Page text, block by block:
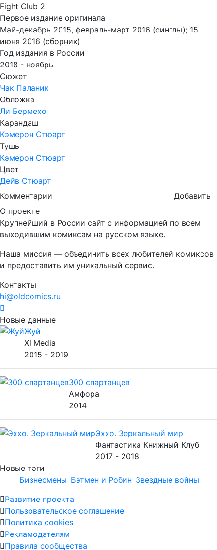
Fight Club 2
Первое издание оригинала
Май-декабрь 2015, февраль-март 2016 (синглы); 15
июня 2016 (сборник)
Год издания в России
2018 - ноябрь
Сюжет
Чак Паланик
Обложка
Ли Бермехо
Карандаш
Кэмерон Стюарт
Тушь
Кэмерон Стюарт
Цвет
Дейв Стюарт
Комментарии
Добавить
О проекте
Крупнейший в России сайт с информацией по всем
выходившим комиксам на русском языке.
Наша миссия — объединить всех любителей комиксов
и предоставить им уникальный сервис.
Контакты
hi@oldcomics.ru
Новые данные
Жуй
Xl Media
2015 - 2019
300 спартанцев
Амфора
2014
Эххо. Зеркальный мир
Фантастика Книжный Клуб
2017 - 2018
Новые тэги
Бизнесмены Бэтмен и Робин Звездные войны
Развитие проекта
Пользовательское соглашение
Политика cookies
Рекламодателям
Правила сообщества